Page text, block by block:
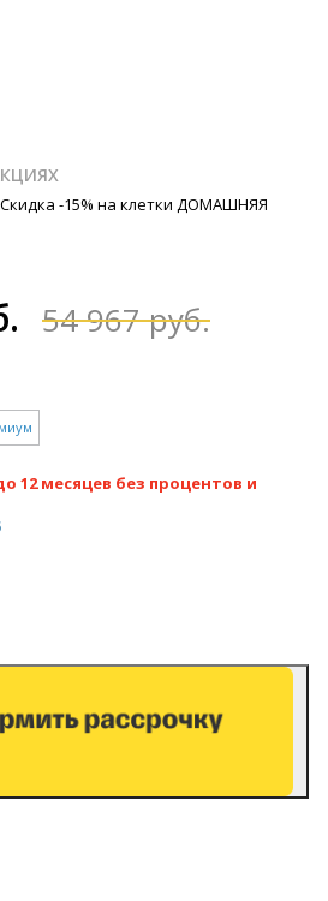
-15% на клетки ДОМАШНЯЯ
54 967 руб.
12 месяцев без процентов и